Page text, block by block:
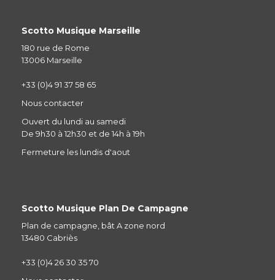
Scotto Musique Marseille
180 rue de Rome
13006 Marseille
+33 (0)4 91 37 58 65
Nous contacter
Ouvert du lundi au samedi
De 9h30 à 12h30 et de 14h à 19h
Fermeture les lundis d'aout
Scotto Musique Plan De Campagne
Plan de campagne, bât A zone nord
13480 Cabriès
+33 (0)4 26 30 35 70